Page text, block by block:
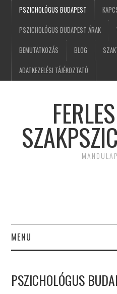
PSZICHOLÓGUS BUDAPEST
PSZICHOLÓGUS BUDAPEST ÁRAK
BEMUTATKOZÁS BLOG
ADATKEZELÉSI TÁJÉKOZTATÓ
MENU
BUDAPEST
PSZICHOLÓGUS